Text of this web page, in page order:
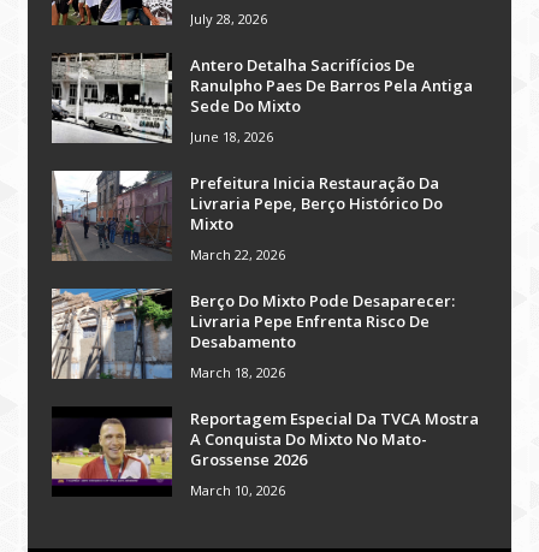
July 28, 2026
Antero Detalha Sacrifícios De
Ranulpho Paes De Barros Pela Antiga
Sede Do Mixto
June 18, 2026
Prefeitura Inicia Restauração Da
Livraria Pepe, Berço Histórico Do
Mixto
March 22, 2026
Berço Do Mixto Pode Desaparecer:
Livraria Pepe Enfrenta Risco De
Desabamento
March 18, 2026
Reportagem Especial Da TVCA Mostra
A Conquista Do Mixto No Mato-
Grossense 2026
March 10, 2026